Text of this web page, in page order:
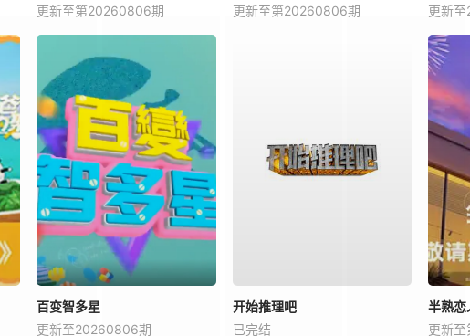
更新至第20260806期
更新至第20260806期
更新
百变智多星
更新至20260806期
开始推理吧
已完结
半熟恋
更新